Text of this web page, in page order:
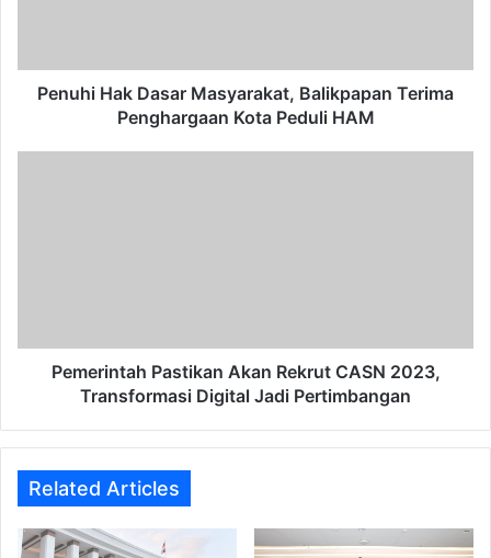
Peduli
HAMPenuhi Hak Dasar Masyarakat, Balikpapan Terima
Penghargaan Kota Peduli HAM
Jadi
Pertimbangan
Pemerintah Pastikan Akan Rekrut CASN 2023,
Transformasi Digital Jadi Pertimbangan
Related Articles